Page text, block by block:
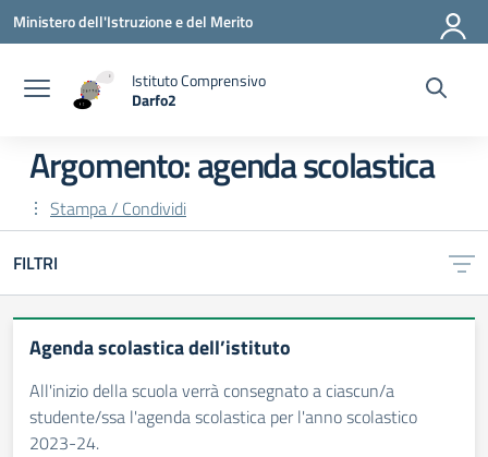
Vai ai contenuti
Vai al menu di navigazione
Vai al footer
Ministero dell'Istruzione e del Merito
Istituto Comprensivo
Darfo2
Argomento: agenda scolastica
Stampa / Condividi
FILTRI
Agenda scolastica dell’istituto
All'inizio della scuola verrà consegnato a ciascun/a
studente/ssa l'agenda scolastica per l'anno scolastico
2023-24.